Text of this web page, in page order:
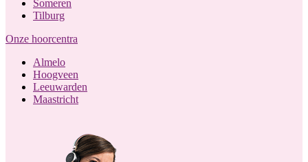
Someren
Tilburg
Onze hoorcentra
Almelo
Hoogveen
Leeuwarden
Maastricht